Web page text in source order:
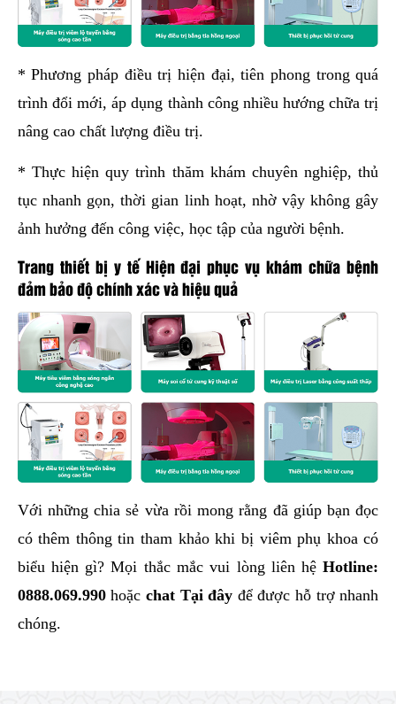
* Phương pháp điều trị hiện đại, tiên phong trong quá
trình đổi mới, áp dụng thành công nhiều hướng chữa trị
nâng cao chất lượng điều trị.
* Thực hiện quy trình thăm khám chuyên nghiệp, thủ
tục nhanh gọn, thời gian linh hoạt, nhờ vậy không gây
ảnh hưởng đến công việc, học tập của người bệnh.
Trang thiết bị y tế Hiện đại phục vụ khám chữa bệnh
đảm bảo độ chính xác và hiệu quả
Với những chia sẻ vừa rồi mong rằng đã giúp bạn đọc
có thêm thông tin tham khảo khi bị viêm phụ khoa có
biểu hiện gì? Mọi thắc mắc vui lòng liên hệHotline:
0888.069.990 hoặc chat Tại đây để được hỗ trợ nhanh
chóng.